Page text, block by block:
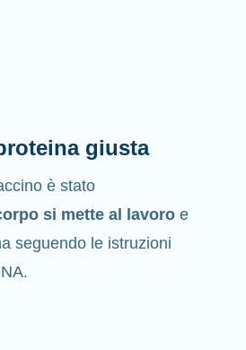
giusta
è stato
si mette al lavoro e
seguendo le istruzioni